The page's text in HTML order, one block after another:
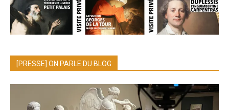
[PRESSE] ON PARLE DU BLOG